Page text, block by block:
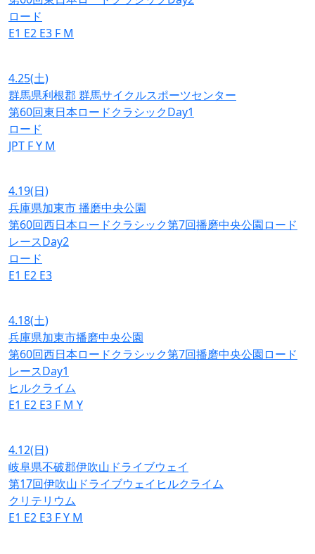
ロード
E1 E2 E3 F M
4.25(土)
群馬県利根郡 群馬サイクルスポーツセンター
第60回東日本ロードクラシックDay1
ロード
JPT FY M
4.19(日)
兵庫県加東市 播磨中央公園
第60回西日本ロードクラシック第7回播磨中央公園ロード
レースDay2
ロード
E1 E2 E3
4.18(土)
兵庫県加東市播磨中央公園
第60回西日本ロードクラシック第7回播磨中央公園ロード
レースDay1
ヒルクライム
E1 E2 E3 F M Y
4.12(日)
岐阜県不破郡伊吹山ドライブウェイ
第17回伊吹山ドライブウェイヒルクライム
クリテリウム
E1 E2 E3 FY M